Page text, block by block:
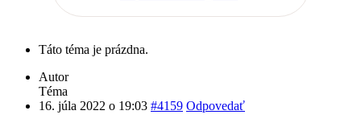
Táto téma je prázdna.
Autor
Téma
16. júla 2022 o 19:03 #4159 Odpovedať